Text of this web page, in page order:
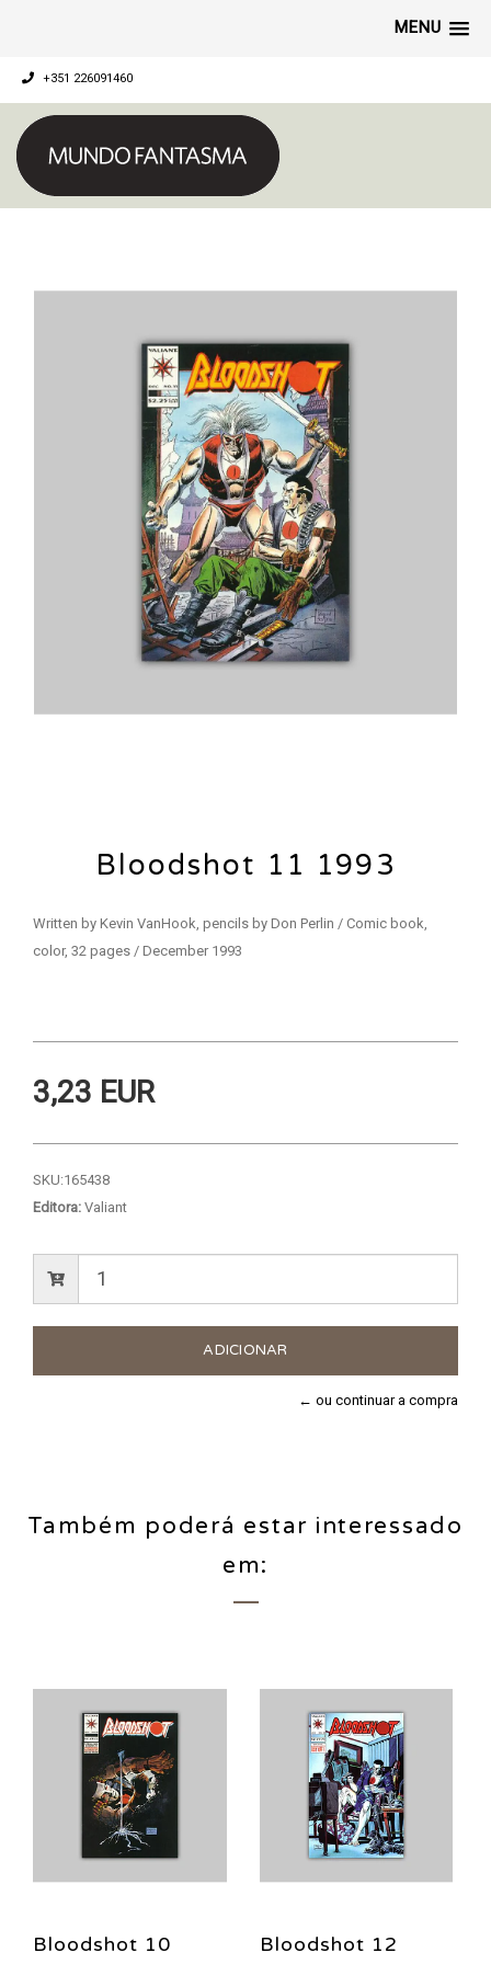
MENU
+351 226091460
Bloodshot 11 1993
Written by Kevin VanHook, pencils by Don Perlin / Comic book,
color, 32 pages / December 1993
3,23 EUR
SKU:165438
Editora: Valiant
← ou continuar a compra
Também poderá estar interessado
em:
Bloodshot 10
Bloodshot 12